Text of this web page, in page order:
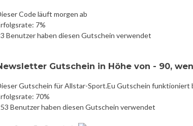
Code läuft morgen ab
7%
Benutzer haben diesen Gutschein verwendet
Gutschein in Höhe von - 90,
Gutschein für Allstar-Sport.Eu Gutschein funktioniert
70%
Benutzer haben diesen Gutschein verwendet